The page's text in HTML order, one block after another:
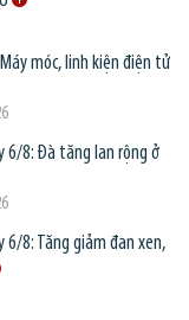
móc, linh kiện điện tử
6/8: Đà tăng lan rộng ở
6/8: Tăng giảm đan xen,